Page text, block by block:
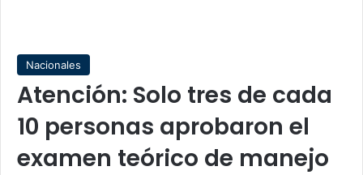
Nacionales
Atención: Solo tres de cada
10 personas aprobaron el
examen teórico de manejo